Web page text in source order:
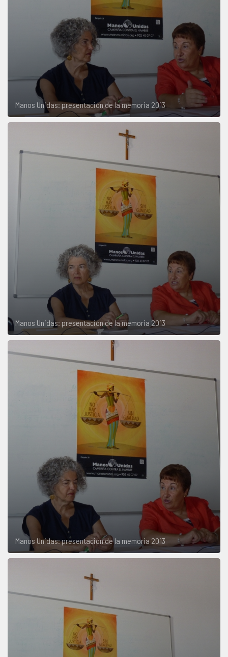
Manos Unidas: presentación de la memoria 2013
Manos Unidas: presentación de la memoria 2013
Manos Unidas: presentación de la memoria 2013